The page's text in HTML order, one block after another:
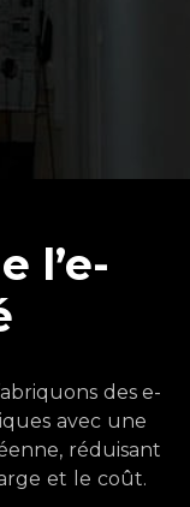
l’e-
des e-
avec une
réduisant
et le coût.